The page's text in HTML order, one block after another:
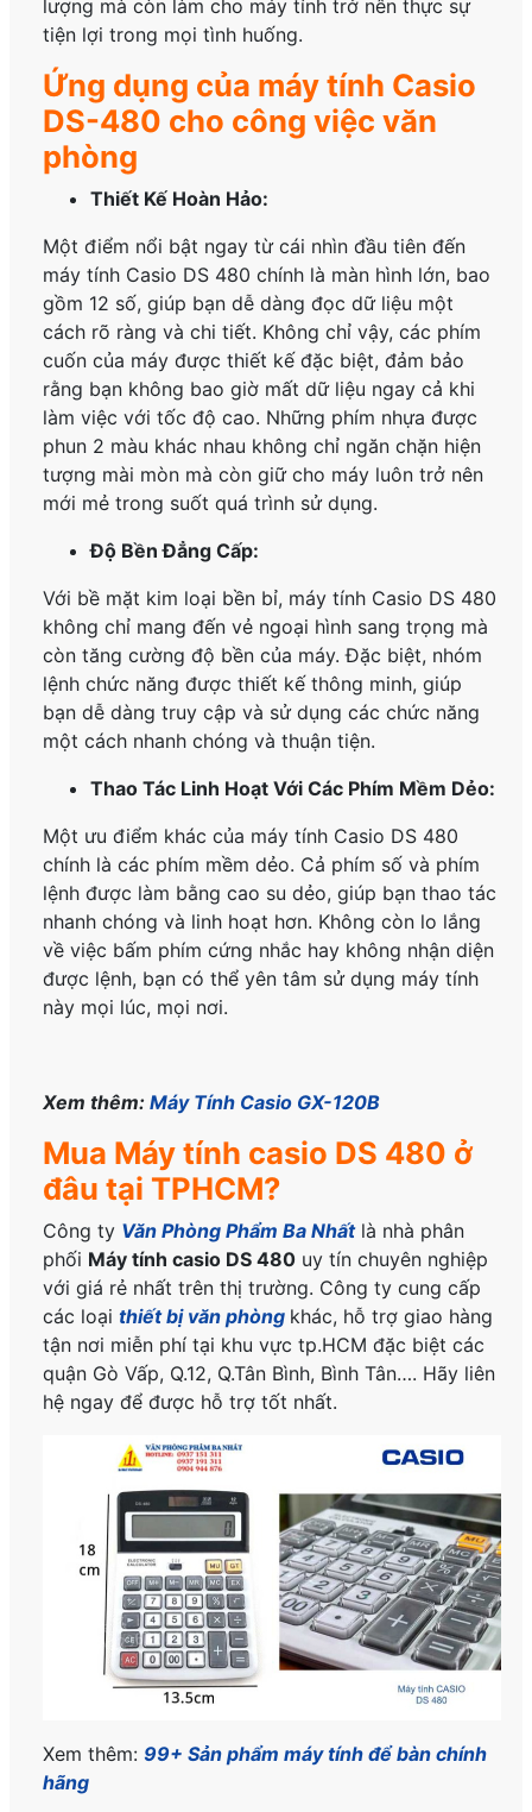
lượng mà còn làm cho máy tính trở nên thực sự
tiện lợi trong mọi tình huống.
Ứng dụng của máy tính Casio
DS-480 cho công việc văn
phòng
Thiết Kế Hoàn Hảo:
Một điểm nổi bật ngay từ cái nhìn đầu tiên đến
máy tính Casio DS 480 chính là màn hình lớn, bao
gồm 12 số, giúp bạn dễ dàng đọc dữ liệu một
cách rõ ràng và chi tiết. Không chỉ vậy, các phím
cuốn của máy được thiết kế đặc biệt, đảm bảo
rằng bạn không bao giờ mất dữ liệu ngay cả khi
làm việc với tốc độ cao. Những phím nhựa được
phun 2 màu khác nhau không chỉ ngăn chặn hiện
tượng mài mòn mà còn giữ cho máy luôn trở nên
mới mẻ trong suốt quá trình sử dụng.
Độ Bền Đẳng Cấp:
Với bề mặt kim loại bền bỉ, máy tính Casio DS 480
không chỉ mang đến vẻ ngoại hình sang trọng mà
còn tăng cường độ bền của máy. Đặc biệt, nhóm
lệnh chức năng được thiết kế thông minh, giúp
bạn dễ dàng truy cập và sử dụng các chức năng
một cách nhanh chóng và thuận tiện.
Thao Tác Linh Hoạt Với Các Phím Mềm Dẻo:
Một ưu điểm khác của máy tính Casio DS 480
chính là các phím mềm dẻo. Cả phím số và phím
lệnh được làm bằng cao su dẻo, giúp bạn thao tác
nhanh chóng và linh hoạt hơn. Không còn lo lắng
về việc bấm phím cứng nhắc hay không nhận diện
được lệnh, bạn có thể yên tâm sử dụng máy tính
này mọi lúc, mọi nơi.
Xem thêm:Máy Tính Casio GX-120B
Mua Máy tính casio DS 480 ở
đâu tại TPHCM?
Công ty Văn Phòng Phẩm Ba Nhấtlà nhà phân
phối Máy tính casio DS 480 uy tín chuyên nghiệp
với giá rẻ nhất trên thị trường. Công ty cung cấp
các loạithiết bị văn phòng khác, hỗ trợ giao hàng
tận nơi miễn phí tại khu vực tp.HCM đặc biệt các
quận Gò Vấp, Q.12, Q.Tân Bình, Bình Tân…. Hãy liên
hệ ngay để được hỗ trợ tốt nhất.
Xem thêm:99+ Sản phẩm máy tính để bàn chính
hãng